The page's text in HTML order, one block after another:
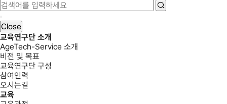
Close
교육연구단 소개
AgeTech-Service 소개
비전 및 목표
교육연구단 구성
참여인력
오시는길
교육